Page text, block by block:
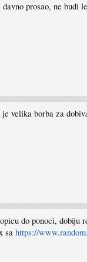
prosao, ne budi
velika borba za
do ponoci, dobiju
sa https://